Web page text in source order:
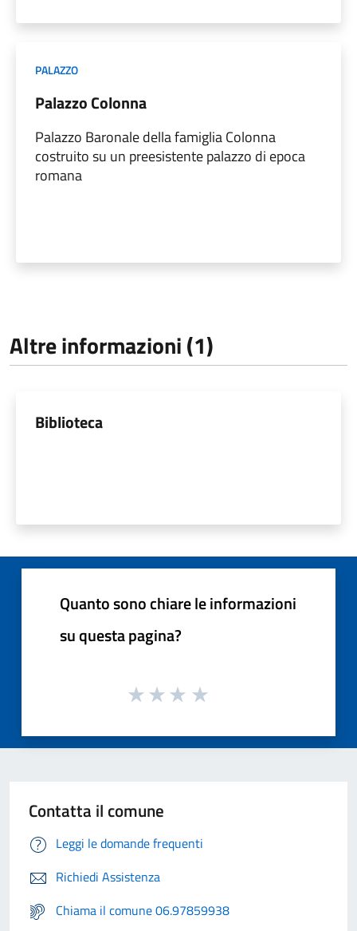
PALAZZO
Palazzo Colonna
Palazzo Baronale della famiglia Colonna
costruito su un preesistente palazzo di epoca
romana
Altre informazioni (1)
Biblioteca
Quanto sono chiare le informazioni
su questa pagina?
Contatta il comune
Leggi le domande frequenti
Richiedi Assistenza
Chiama il comune 06.97859938